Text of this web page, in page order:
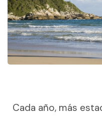
Cada año, más